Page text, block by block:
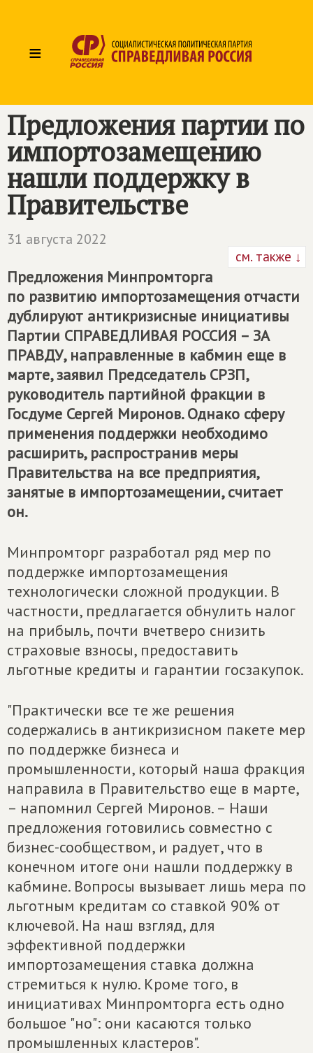
≡
Предложения партии по
импортозамещению
нашли поддержку в
Правительстве
31 августа 2022
см. также ↓
Предложения Минпромторга
по развитию импортозамещения отчасти
дублируют антикризисные инициативы
Партии СПРАВЕДЛИВАЯ РОССИЯ – ЗА
ПРАВДУ, направленные в кабмин еще в
марте, заявил Председатель СРЗП,
руководитель партийной фракции в
Госдуме Сергей Миронов. Однако сферу
применения поддержки необходимо
расширить, распространив меры
Правительства на все предприятия,
занятые в импортозамещении, считает
он.
Минпромторг разработал ряд мер по
поддержке импортозамещения
технологически сложной продукции. В
частности, предлагается обнулить налог
на прибыль, почти вчетверо снизить
страховые взносы, предоставить
льготные кредиты и гарантии госзакупок.
"Практически все те же решения
содержались в антикризисном пакете мер
по поддержке бизнеса и
промышленности, который наша фракция
направила в Правительство еще в марте,
– напомнил Сергей Миронов. – Наши
предложения готовились совместно с
бизнес-сообществом, и радует, что в
конечном итоге они нашли поддержку в
кабмине. Вопросы вызывает лишь мера по
льготным кредитам со ставкой 90% от
ключевой. На наш взгляд, для
эффективной поддержки
импортозамещения ставка должна
стремиться к нулю. Кроме того, в
инициативах Минпромторга есть одно
большое "но": они касаются только
промышленных кластеров".